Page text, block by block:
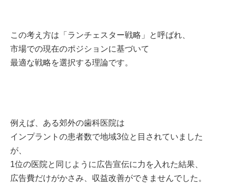
この考え方は「ランチェスター戦略」と呼ばれ、
市場での現在のポジションに基づいて
最適な戦略を選択する理論です。
例えば、ある郊外の歯科医院は
インプラントの患者数で地域3位と目されていました
が、
1位の医院と同じように広告宣伝に力を入れた結果、
広告費だけがかさみ、収益改善ができませんでした。